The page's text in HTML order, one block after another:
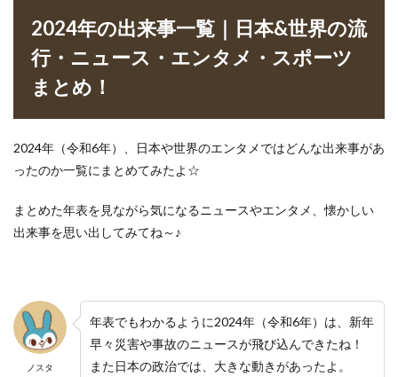
2024年の出来事一覧｜日本&世界の流
行・ニュース・エンタメ・スポーツ
まとめ！
2024年（令和6年）、日本や世界のエンタメではどんな出来事があ
ったのか一覧にまとめてみたよ☆
まとめた年表を見ながら気になるニュースやエンタメ、懐かしい
出来事を思い出してみてね～♪
ノスタ
年表でもわかるように2024年（令和6年）は、新年
早々災害や事故のニュースが飛び込んできたね！
また日本の政治では、大きな動きがあったよ。